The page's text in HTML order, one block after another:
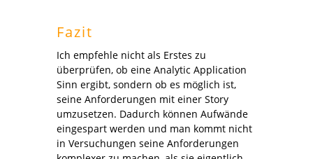
Fazit
Ich empfehle nicht als Erstes zu
überprüfen, ob eine Analytic Application
Sinn ergibt, sondern ob es möglich ist,
seine Anforderungen mit einer Story
umzusetzen. Dadurch können Aufwände
eingespart werden und man kommt nicht
in Versuchungen seine Anforderungen